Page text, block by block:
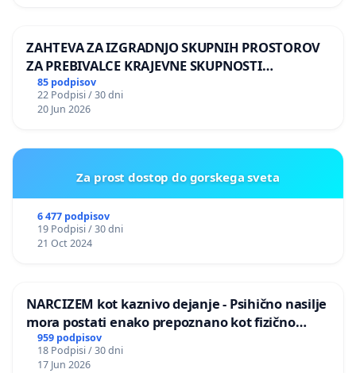
ZAHTEVA ZA IZGRADNJO SKUPNIH PROSTOROV
ZA PREBIVALCE KRAJEVNE SKUPNOSTI
PRESTRANEK
85 podpisov
22 Podpisi / 30 dni
20 Jun 2026
Za prost dostop do gorskega sveta
6 477 podpisov
19 Podpisi / 30 dni
21 Oct 2024
NARCIZEM kot kaznivo dejanje - Psihično nasilje
mora postati enako prepoznano kot fizično
nasilje
959 podpisov
18 Podpisi / 30 dni
17 Jun 2026